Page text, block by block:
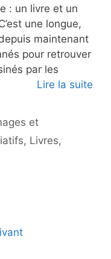
: un livre et un
une longue,
maintenant
pour retrouver
par les
Lire la suite
et
, Livres,